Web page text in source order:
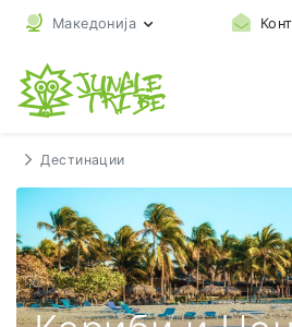
Македонија
Дестинации